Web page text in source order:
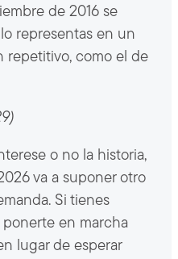
de 2016 se
representas en un
repetitivo, como el de
o no la historia,
va a suponer otro
Si tienes
en marcha
lugar de esperar